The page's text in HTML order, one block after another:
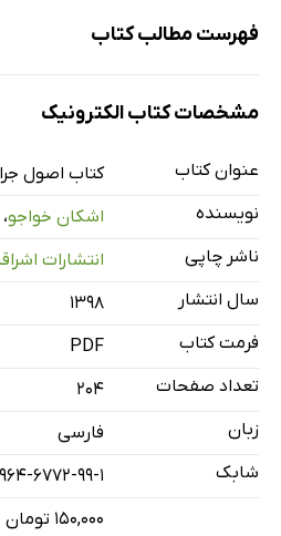
فهرست مطالب کتاب
فصل اول: آناتومی دستگاه عصبی
دستگاه عصبی
جنین‌شناسی دستگاه عصبی
دستگاه عصبی مرکزی
مغز
مخ
بصل‌النخاع یا مدولا
مخچه
مشخصات کتاب الکترونیک
عنوان کتاب
کتاب اصول
نویسنده
اشکان خواجو،
ناشر چاپی
انتشارات
سال انتشار
۱۳۹۸
فرمت کتاب
PDF
تعداد صفحات
204
زبان
فارسی
شابک
6772-99-1
۱۵۰,۰۰۰ تومان